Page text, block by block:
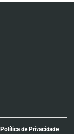
Política de Privacidade